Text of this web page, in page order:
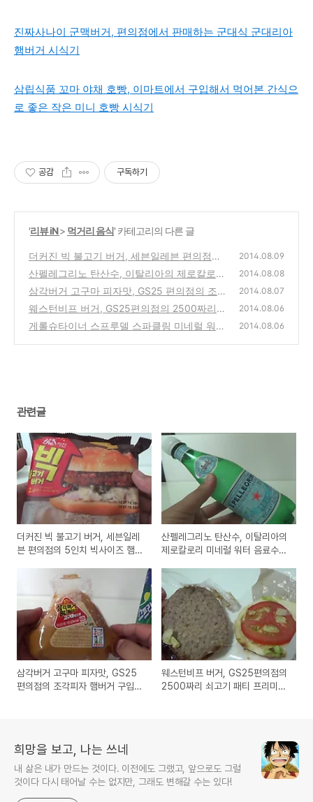
진짜사나이 군맥버거, 편의점에서 판매하는 군대식 군대리아
햄버거 시식기
삼립식품 꼬마 야채 호빵, 이마트에서 구입해서 먹어본 간식으
로 좋은 작은 미니 호빵 시식기
공감 구독하기
'리뷰 iN> 먹거리 음식' 카테고리의 다른 글
더커진 빅 불고기 버거, 세븐일레븐 편의점의
5인치 빅사이즈 햄버거 구입 시식기
(0)
2014.08.09
산펠레그리노 탄산수, 이탈리아의 제로칼로리
미네럴 워터 음료수 시음기
(0)
2014.08.08
삼각버거 고구마 피자맛, GS25 편의점의 조각
피자 햄버거 구입 시식기
(0)
2014.08.07
웨스턴비프 버거, GS25편의점의 2500짜리
쇠고기 패티 프리미엄 햄버거 시식기
(0)
2014.08.06
게롤슈타이너 스프루델 스파클링 미네럴 워터
2014.08.06
관련글
더커진 빅 불고기 버거, 세븐일레
븐 편의점의 5인치 빅사이즈 햄버
산펠레그리노 탄산수, 이탈리아의
제로칼로리 미네럴 워터 음료수
삼각버거 고구마 피자맛, GS25
편의점의 조각피자 햄버거 구입
웨스턴비프 버거, GS25편의점의
2500짜리 쇠고기 패티 프리미엄
희망을 보고, 나는 쓰네
내 삶은 내가 만드는 것이다. 이전에도 그랬고, 앞으로도 그럴
것이다 다시 태어날 수는 없지만, 그래도 변해갈 수는 있다!